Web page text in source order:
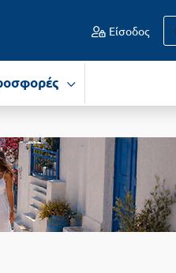
Είσοδος